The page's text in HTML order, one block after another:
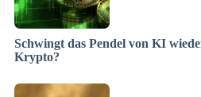
Schwingt das Pendel von KI
Krypto?